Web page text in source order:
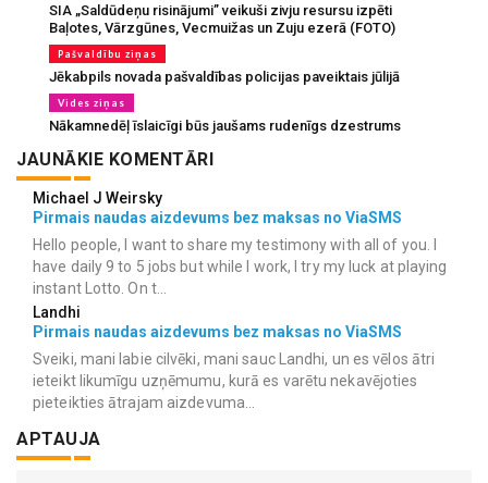
SIA „Saldūdeņu risinājumi” veikuši zivju resursu izpēti
Baļotes, Vārzgūnes, Vecmuižas un Zuju ezerā (FOTO)
Pašvaldību ziņas
Jēkabpils novada pašvaldības policijas paveiktais jūlijā
Vides ziņas
Nākamnedēļ īslaicīgi būs jaušams rudenīgs dzestrums
JAUNĀKIE KOMENTĀRI
Michael J Weirsky
Pirmais naudas aizdevums bez maksas no ViaSMS
Hello people, I want to share my testimony with all of you. I
have daily 9 to 5 jobs but while I work, I try my luck at playing
instant Lotto. On t...
Landhi
Pirmais naudas aizdevums bez maksas no ViaSMS
Sveiki, mani labie cilvēki, mani sauc Landhi, un es vēlos ātri
ieteikt likumīgu uzņēmumu, kurā es varētu nekavējoties
pieteikties ātrajam aizdevuma...
APTAUJA